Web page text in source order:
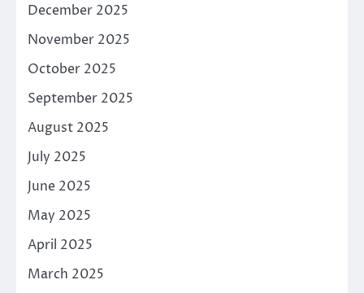
December 2025
November 2025
October 2025
September 2025
August 2025
July 2025
June 2025
May 2025
April 2025
March 2025